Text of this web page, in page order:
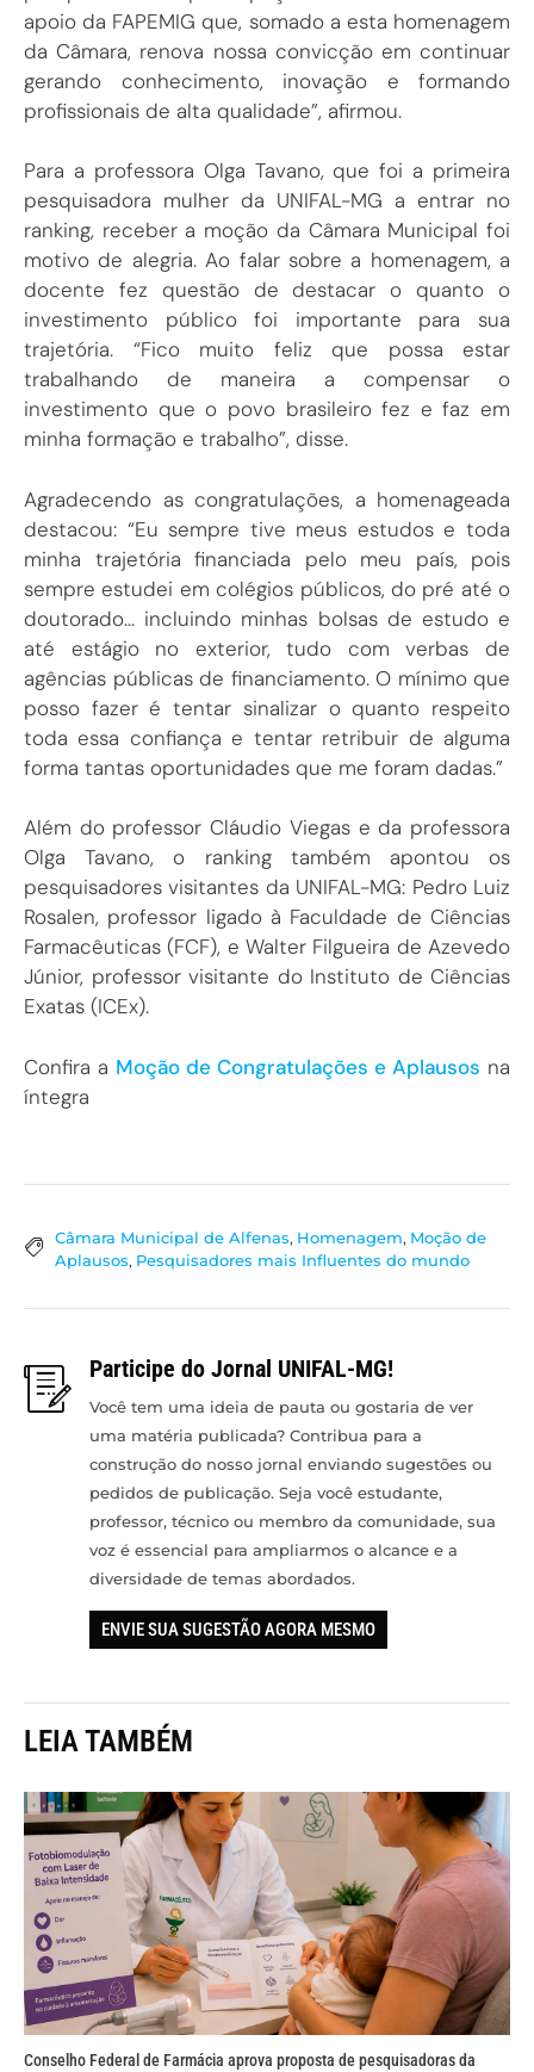
apoio da FAPEMIG que, somado a esta homenagem
da Câmara, renova nossa convicção em continuar
gerando conhecimento, inovação e formando
profissionais de alta qualidade”, afirmou.
Para a professora Olga Tavano, que foi a primeira
pesquisadora mulher da UNIFAL-MG a entrar no
ranking, receber a moção da Câmara Municipal foi
motivo de alegria. Ao falar sobre a homenagem, a
docente fez questão de destacar o quanto o
investimento público foi importante para sua
trajetória. “Fico muito feliz que possa estar
trabalhando de maneira a compensar o
investimento que o povo brasileiro fez e faz em
minha formação e trabalho”, disse.
Agradecendo as congratulações, a homenageada
destacou: “Eu sempre tive meus estudos e toda
minha trajetória financiada pelo meu país, pois
sempre estudei em colégios públicos, do pré até o
doutorado… incluindo minhas bolsas de estudo e
até estágio no exterior, tudo com verbas de
agências públicas de financiamento. O mínimo que
posso fazer é tentar sinalizar o quanto respeito
toda essa confiança e tentar retribuir de alguma
forma tantas oportunidades que me foram dadas.”
Além do professor Cláudio Viegas e da professora
Olga Tavano, o ranking também apontou os
pesquisadores visitantes da UNIFAL-MG: Pedro Luiz
Rosalen, professor ligado à Faculdade de Ciências
Farmacêuticas (FCF), e Walter Filgueira de Azevedo
Júnior, professor visitante do Instituto de Ciências
Exatas (ICEx).
Confira a Moção de Congratulações e Aplausos na
íntegra
Câmara Municipal de Alfenas, Homenagem, Moção de
Aplausos, Pesquisadores mais Influentes do mundo
Participe do Jornal UNIFAL-MG!
Você tem uma ideia de pauta ou gostaria de ver
uma matéria publicada? Contribua para a
construção do nosso jornal enviando sugestões ou
pedidos de publicação. Seja você estudante,
professor, técnico ou membro da comunidade, sua
voz é essencial para ampliarmos o alcance e a
diversidade de temas abordados.
ENVIE SUA SUGESTÃO AGORA MESMO
LEIA TAMBÉM
Conselho Federal de Farmácia aprova proposta de pesquisadoras da